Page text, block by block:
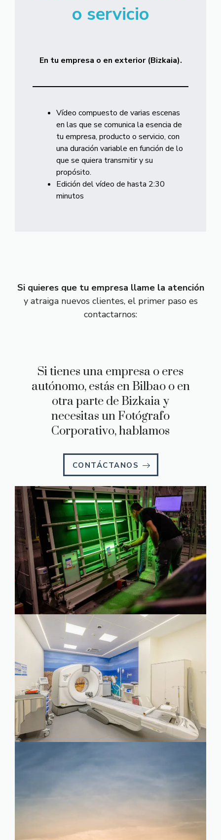
o servicio
En tu empresa o en exterior (Bizkaia).
Vídeo compuesto de varias escenas
en las que se comunica la esencia de
tu empresa, producto o servicio, con
una duración variable en función de lo
que se quiera transmitir y su
propósito.
Edición del vídeo de hasta 2:30
minutos
Si quieres que tu empresa llame la atención
y atraiga nuevos clientes, el primer paso es
contactarnos:
Si tienes una empresa o eres
autónomo, estás en Bilbao o en
otra parte de Bizkaia y
necesitas un Fotógrafo
Corporativo, hablamos
CONTÁCTANOS